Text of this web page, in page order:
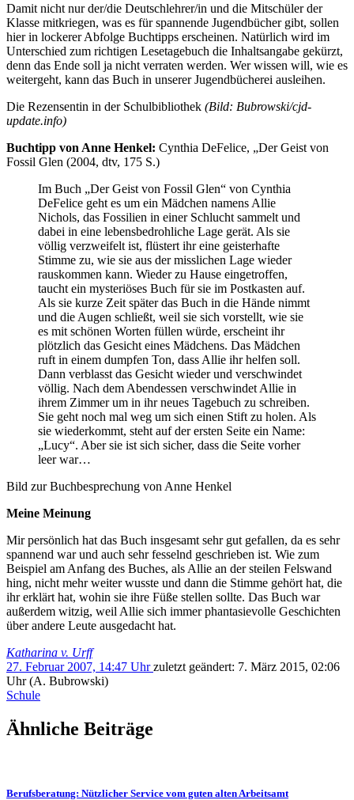
Damit nicht nur der/die Deutschlehrer/in und die Mitschüler der
Klasse mitkriegen, was es für spannende Jugendbücher gibt, sollen
hier in lockerer Abfolge Buchtipps erscheinen. Natürlich wird im
Unterschied zum richtigen Lesetagebuch die Inhaltsangabe gekürzt,
denn das Ende soll ja nicht verraten werden. Wer wissen will, wie es
weitergeht, kann das Buch in unserer Jugendbücherei ausleihen.
Die Rezensentin in der Schulbibliothek (Bild: Bubrowski/cjd-
update.info)
Buchtipp von Anne Henkel: Cynthia DeFelice, „Der Geist von
Fossil Glen (2004, dtv, 175 S.)
Im Buch „Der Geist von Fossil Glen“ von Cynthia
DeFelice geht es um ein Mädchen namens Allie
Nichols, das Fossilien in einer Schlucht sammelt und
dabei in eine lebensbedrohliche Lage gerät. Als sie
völlig verzweifelt ist, flüstert ihr eine geisterhafte
Stimme zu, wie sie aus der misslichen Lage wieder
rauskommen kann. Wieder zu Hause eingetroffen,
taucht ein mysteriöses Buch für sie im Postkasten auf.
Als sie kurze Zeit später das Buch in die Hände nimmt
und die Augen schließt, weil sie sich vorstellt, wie sie
es mit schönen Worten füllen würde, erscheint ihr
plötzlich das Gesicht eines Mädchens. Das Mädchen
ruft in einem dumpfen Ton, dass Allie ihr helfen soll.
Dann verblasst das Gesicht wieder und verschwindet
völlig. Nach dem Abendessen verschwindet Allie in
ihrem Zimmer um in ihr neues Tagebuch zu schreiben.
Sie geht noch mal weg um sich einen Stift zu holen. Als
sie wiederkommt, steht auf der ersten Seite ein Name:
„Lucy“. Aber sie ist sich sicher, dass die Seite vorher
leer war…
Bild zur Buchbesprechung von Anne Henkel
Meine Meinung
Mir persönlich hat das Buch insgesamt sehr gut gefallen, da es sehr
spannend war und auch sehr fesselnd geschrieben ist. Wie zum
Beispiel am Anfang des Buches, als Allie an der steilen Felswand
hing, nicht mehr weiter wusste und dann die Stimme gehört hat, die
ihr erklärt hat, wohin sie ihre Füße stellen sollte. Das Buch war
außerdem witzig, weil Allie sich immer phantasievolle Geschichten
über andere Leute ausgedacht hat.
Katharina v. Urff
27. Februar 2007, 14:47 Uhrzuletzt geändert: 7. März 2015, 02:06
Uhr(A. Bubrowski)
Schule
Ähnliche Beiträge
Berufsberatung: Nützlicher Service vom guten alten Arbeitsamt